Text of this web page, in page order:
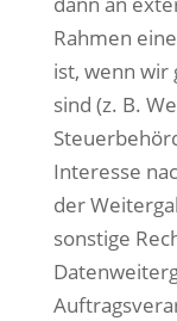
Rahmen
ist, wenn
sind (z. B.
Interesse
der
sonstige